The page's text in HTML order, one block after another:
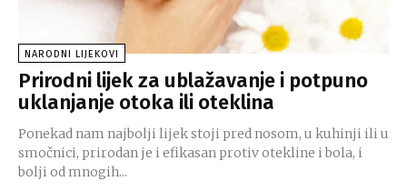
NARODNI LIJEKOVI
Prirodni lijek za ublažavanje i potpuno
uklanjanje otoka ili oteklina
Ponekad nam najbolji lijek stoji pred nosom, u kuhinji ili u
smočnici, prirodan je i efikasan protiv otekline i bola, i
bolji od mnogih...